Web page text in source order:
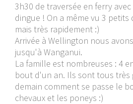
3h30 de traversée en ferry
dingue ! On a même vu 3
mais très rapidement :)
Arrivée à Wellington nous
jusqu'à Wanganui.
La famille est nombreuses : 4
bout d'un an. Ils sont tous très
demain comment se passe le
chevaux et les poneys :)